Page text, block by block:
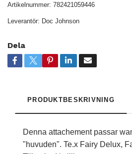
Artikelnummer: 782421059446
Leverantör: Doc Johnson
Dela
PRODUKTBESKRIVNING
Denna attachement passar
"huvuden". Te.x Fairy Delux,